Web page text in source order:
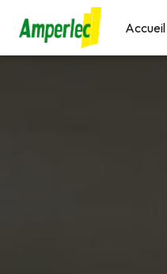
Accueil
Panneau de gestion des cookies